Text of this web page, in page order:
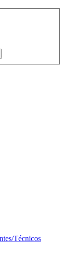
Técnicos